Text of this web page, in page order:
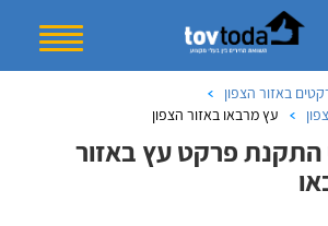
באזור הצפון
עץ מרבאו באזור הצפון
התקנת פרקט עץ באזור